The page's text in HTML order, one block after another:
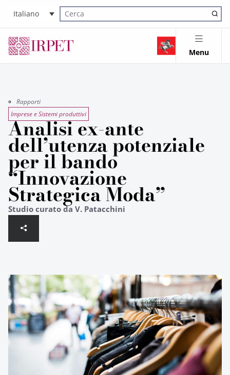
Italiano
Cerca nel sito
Menu
Rapporti
Imprese e Sistemi produttivi
Analisi ex-ante
dell’utenza potenziale
per il bando
“Innovazione
Strategica Moda”
Studio curato da V. Patacchini